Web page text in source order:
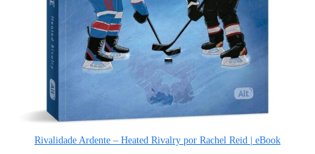
Rivalidade Ardente – Heated Rivalry por Rachel Reid | eBook